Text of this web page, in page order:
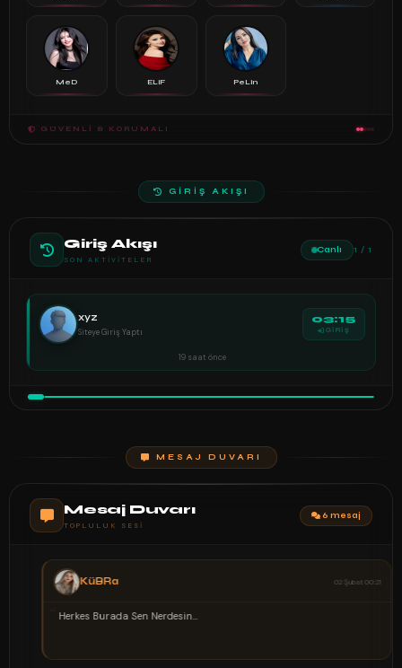
MeD ELiF PeLin
GÜVENLI & KORUMALI
GİRİŞ AKIŞI
Giriş Akışı
SON AKTIVITELER
Canlı 1 / 1
xyz
Siteye Giriş Yaptı
03:15
GİRİŞ
19 saat önce
MESAJ DUVARI
Mesaj Duvarı
TOPLULUK SESI
6 mesaj
KüBRa 02 Şubat 00:21
Herkes Burada Sen Nerdesin...